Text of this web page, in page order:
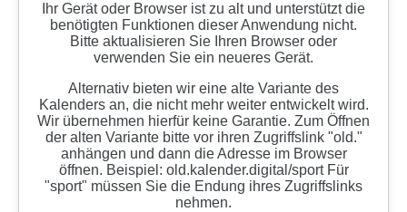
Ihr Gerät oder Browser ist zu alt und unterstützt die
benötigten Funktionen dieser Anwendung nicht.
Bitte aktualisieren Sie Ihren Browser oder
verwenden Sie ein neueres Gerät.
Alternativ bieten wir eine alte Variante des
Kalenders an, die nicht mehr weiter entwickelt wird.
Wir übernehmen hierfür keine Garantie. Zum Öffnen
der alten Variante bitte vor ihren Zugriffslink "old."
anhängen und dann die Adresse im Browser
öffnen. Beispiel: old.kalender.digital/sport Für
"sport" müssen Sie die Endung ihres Zugriffslinks
nehmen.